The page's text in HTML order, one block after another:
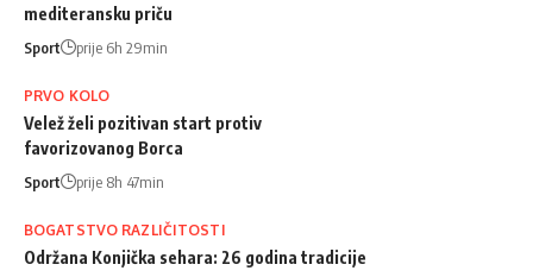
mediteransku priču
Sport prije 6h 29min
PRVO KOLO
Velež želi pozitivan start protiv
favorizovanog Borca
Sport prije 8h 47min
BOGATSTVO RAZLIČITOSTI
Održana Konjička sehara: 26 godina tradicije